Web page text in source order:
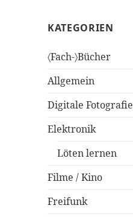
KATEGORIEN
〈Fach-〉Bücher
Allgemein
Digitale Fotografie
Elektronik
Löten lernen
Filme / Kino
Freifunk